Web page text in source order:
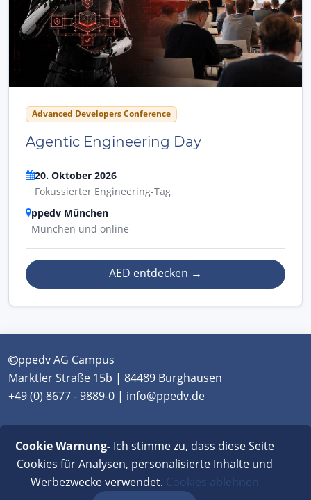
Advanced Developers Conference
Agentic Engineering Day
20. Oktober 2026
Fokussierter Engineering-Tag
ppedv München
München und online
AED entdecken →
ppedv AG Campus
Marktler Straße 15b | 84489 Burghausen
+49 (0) 8677 - 9889-0 | info@ppedv.de
Classroom
|Impressum|Datenschutz|FAQ
Cookie Warnung-Ich stimme zu, dass diese Seite
Cookies für Analysen, personalisierte Inhalte und
Werbezwecke verwendet. Cookies ablehnen